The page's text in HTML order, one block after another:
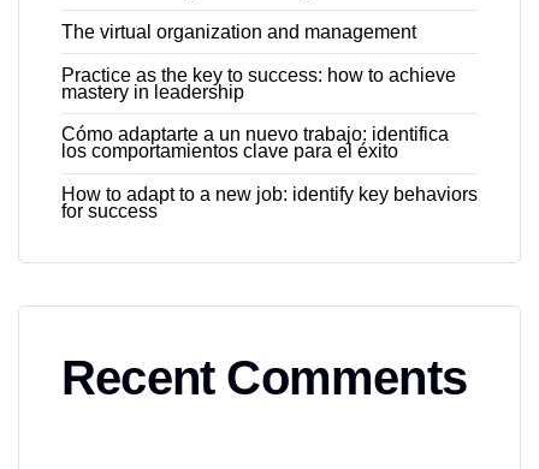
The virtual organization and management
Practice as the key to success: how to achieve
mastery in leadership
Cómo adaptarte a un nuevo trabajo: identifica
los comportamientos clave para el éxito
How to adapt to a new job: identify key behaviors
for success
Recent Comments